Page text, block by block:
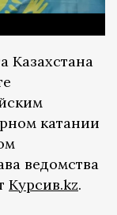
Казахстана
катании
ведомства
Курсив.kz.